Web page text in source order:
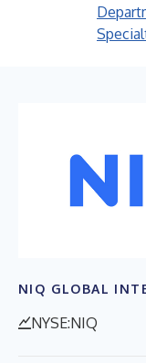
NIQ GLOBAL
NYSE:NIQ